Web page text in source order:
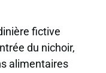
fictive
du nichoir,
alimentaires